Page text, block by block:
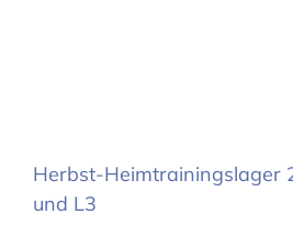
Herbst-Heimtrainingslager
und L3